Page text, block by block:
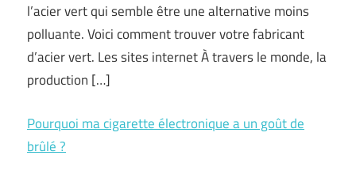
l’acier vert qui semble être une alternative moins
polluante. Voici comment trouver votre fabricant
d’acier vert. Les sites internet À travers le monde, la
production […]
Pourquoi ma cigarette électronique a un goût de
brûlé ?